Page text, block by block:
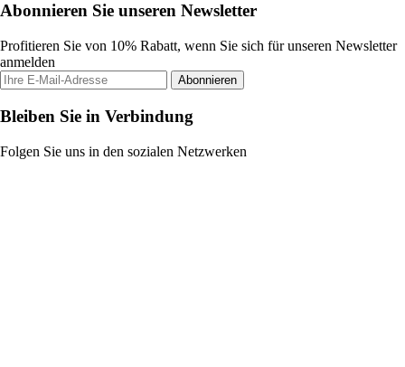
Abonnieren Sie unseren Newsletter
Profitieren Sie von 10% Rabatt, wenn Sie sich für unseren Newsletter
anmelden
Abonnieren
Bleiben Sie in Verbindung
Folgen Sie uns in den sozialen Netzwerken